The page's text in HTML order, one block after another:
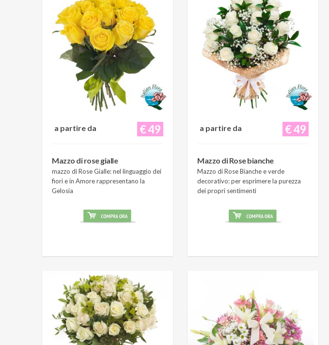
€ 49
a partire da
Mazzo di rose gialle
mazzo di Rose Gialle: nel linguaggio dei
fiori e in Amore rappresentano la
Gelosia
€ 49
a partire da
Mazzo di Rose bianche
Mazzo di Rose Bianche e verde
decorativo: per esprimere la purezza
dei propri sentimenti